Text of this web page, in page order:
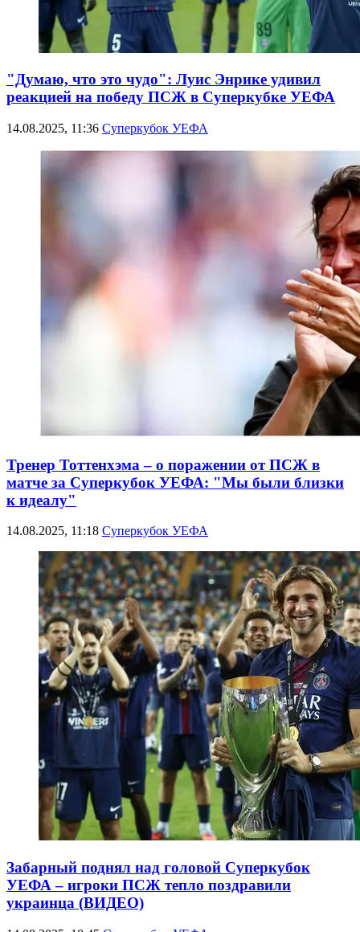
"Думаю, что это чудо": Луис Энрике удивил
реакцией на победу ПСЖ в Суперкубке УЕФА
14.08.2025, 11:36 Суперкубок УЕФА
Тренер Тоттенхэма – о поражении от ПСЖ в
матче за Суперкубок УЕФА: "Мы были близки
к идеалу"
14.08.2025, 11:18 Суперкубок УЕФА
Забарный поднял над головой Суперкубок
УЕФА – игроки ПСЖ тепло поздравили
украинца (ВИДЕО)